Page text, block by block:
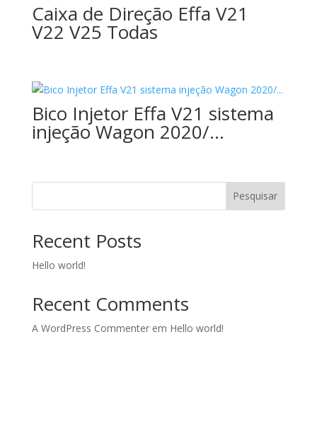
Caixa de Direção Effa V21
V22 V25 Todas
Bico Injetor Effa V21 sistema
injeção Wagon 2020/…
Pesquisar
Recent Posts
Hello world!
Recent Comments
A WordPress Commenterem Hello world!